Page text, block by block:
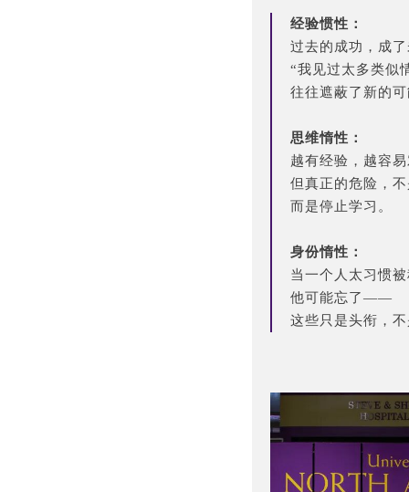
经验惯性：
过去的成功，成
“我见过太多类似
往往遮蔽了新的
思维惰性：
越有经验，越容
但真正的危险，
而是停止学习。
身份惰性：
当一个人太习惯
他可能忘了——
这些只是头衔，